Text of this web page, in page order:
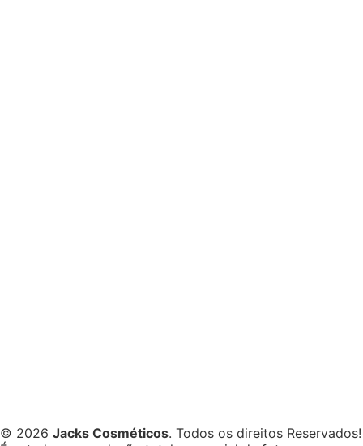
© 2026 Jacks Cosméticos. Todos os direitos Reservados!